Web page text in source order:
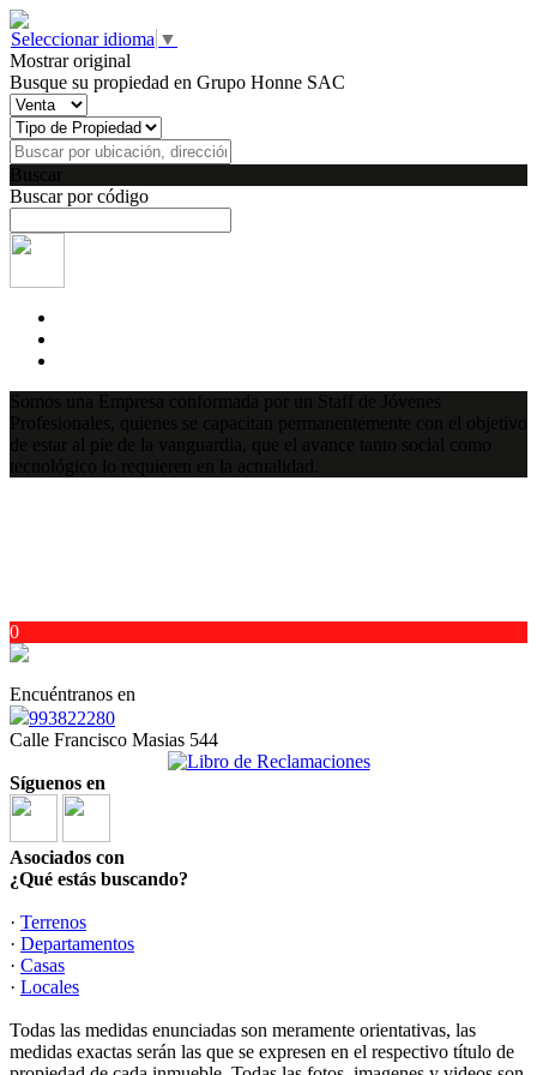
Seleccionar idioma ▼
Mostrar original
Busque su propiedad en Grupo Honne SAC
Buscar por código
0
Encuéntranos en
993822280
Calle Francisco Masias 544
Síguenos en
Asociados con
¿Qué estás buscando?
· Terrenos
· Departamentos
· Casas
· Locales
Todas las medidas enunciadas son meramente orientativas, las
medidas exactas serán las que se expresen en el respectivo título de